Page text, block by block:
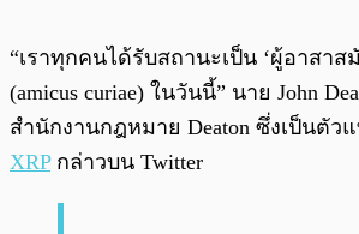
“เราทุกคนได้รับสถานะเป็น ‘ผู้อาสาส
(amicus curiae) ในวันนี้” นาย John
สำนักงานกฎหมาย Deaton ซึ่งเป็นตั
XRPกล่าวบน Twitter